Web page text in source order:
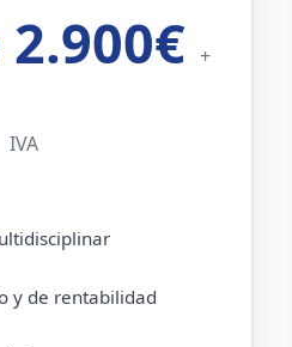
+
IVA
y de rentabilidad